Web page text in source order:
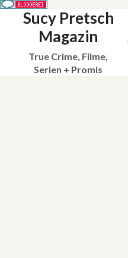
Sucy Pretsch
Magazin
True Crime, Filme,
Serien + Promis